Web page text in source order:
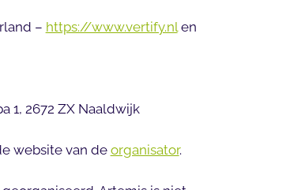
– https://www.vertify.nlen
1, 2672 ZX Naaldwijk
website van de organisator.